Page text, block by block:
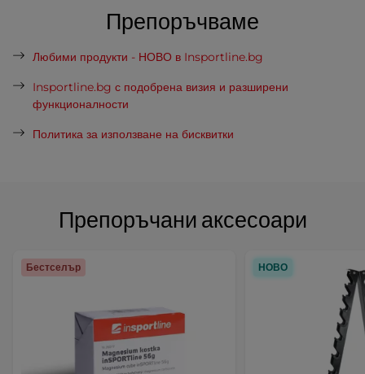
Препоръчани аксесоари
Бестселър НОВО
Препоръчваме
Любими продукти - НОВО в Insportline.bg
Insportline.bg с подобрена визия и разширени
функционалности
Политика за използване на бисквитки